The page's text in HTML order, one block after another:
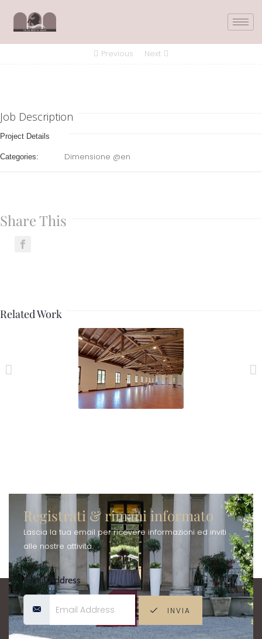
Previous Next
Job Description
Project Details
Categories: Dimensione @en
Share This
Related Work
Dimensione_01
Registrati & rimani informato
Lascia la tua email per ricevere informazioni ed inviti
alle nostre attività.
Email Address
INVIA